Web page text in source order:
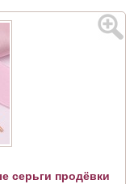
серьги продёвки